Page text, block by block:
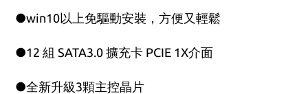
●win10以上免驅動安裝，方便又輕鬆
●12 組 SATA3.0 擴充卡 PCIE 1X介面
●全新升級3顆主控晶片